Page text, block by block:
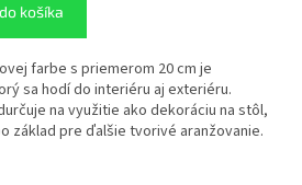
košíka
farbe s priemerom 20 cm je
sa hodí do interiéru aj exteriéru.
na využitie ako dekoráciu na stôl,
základ pre ďalšie tvorivé aranžovanie.